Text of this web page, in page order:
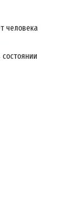
человека